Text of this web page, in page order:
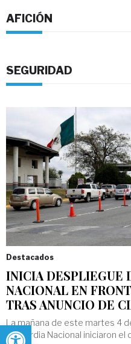
Abrir barra de herramientas
AFICIÓN
SEGURIDAD
Destacados
INICIA DESPLIEGUE
NACIONAL EN
TRAS ANUNCIO DE
La mañana de este martes 4
la Guardia Nacional iniciaron el